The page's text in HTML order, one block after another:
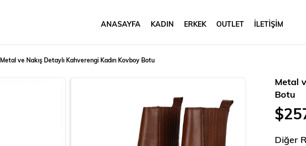
ANASAYFA KADIN ERKEK OUTLET İLETİŞİM
Metal ve Nakış Detaylı Kahverengi Kadın Kovboy Botu
Metal
Botu
Diğer